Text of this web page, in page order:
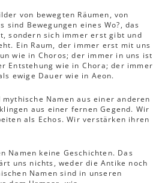
von bewegten Räumen, von
sind Bewegungen eines Wo?, das
sondern sich immer erst gibt und
Ein Raum, der immer erst mit uns
wie in Choros; der immer in uns ist
Entstehung wie in Chora; der immer
ewige Dauer wie in Aeon.
mythische Namen aus einer anderen
aus einer fernen Gegend. Wir
als Echos. Wir verstärken ihren
Namen keine Geschichten. Das
uns nichts, weder die Antike noch
Namen sind in unseren